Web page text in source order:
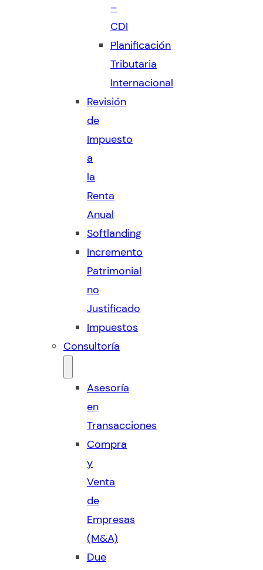
–
CDI
Planificación
Tributaria
Internacional
Revisión
de
Impuesto
a
la
Renta
Anual
Softlanding
Incremento
Patrimonial
no
Justificado
Impuestos
Consultoría
Asesoría
en
Transacciones
Compra
y
Venta
de
Empresas
(M&A)
Due